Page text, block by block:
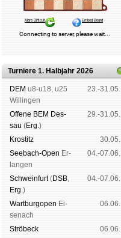
Turniere 1. Halbjahr 2026
DEM u8-u18, u25
Wil­lin­gen
23.-31.05.
Offene BEM Des­
sau (Erg.)
29.-31.05.
Kros­titz
30.05.
See­bach-Open Er­
lan­gen
04.-07.06.
Schwein­furt(DSB,
Erg.)
04.-07.06.
Wart­burg­open Ei­
se­nach
06.06.
Strö­beck
06.06.